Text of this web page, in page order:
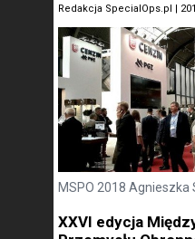
Redakcja SpecialOps.pl |
MSPO 2018 Agnieszka
XXVI edycja